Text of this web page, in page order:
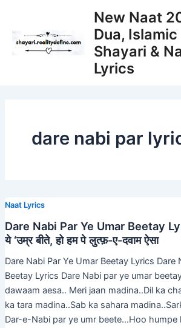
content
New Naat
Dua, Islamic
Shayari &
Lyrics
dare nabi par
Naat Lyrics
Dare Nabi Par Ye Umar Beetay
ये ‘उम्र बीते, हो हम पे लुत्फ़-ए-दवाम ऐसा
Dare Nabi Par Ye Umar Beetay Lyrics Dare
Beetay Lyrics Dare Nabi par ye umar
dawaam aesa.. Meri jaan madina..Dil ka
ka tara madina..Sab ka sahara
Dar-e-Nabi par ye umr beete…Hoo